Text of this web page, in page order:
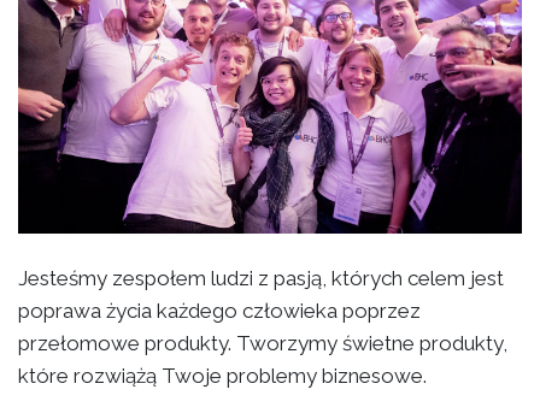
Jesteśmy zespołem ludzi z pasją, których celem jest
poprawa życia każdego człowieka poprzez
przełomowe produkty. Tworzymy świetne produkty,
które rozwiążą Twoje problemy biznesowe.